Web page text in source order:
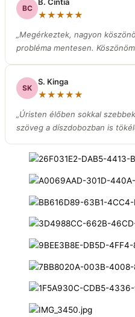
BC
★★★★★
„Megérkeztek, nagyon
probléma mentesen.
SK
S. Kinga
★★★★★
„Úristen élőben sokkal
szöveg a díszdobozban is